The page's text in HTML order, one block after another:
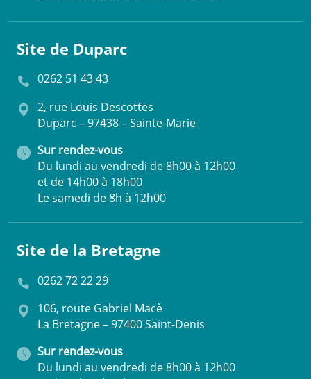
Site de Duparc
0262 51 43 43
2, rue Louis Descottes
Duparc – 97438 – Sainte-Marie
Sur rendez-vous
Du lundi au vendredi de 8h00 à 12h00
et de 14h00 à 18h00
Le samedi de 8h à 12h00
Site de la Bretagne
0262 72 22 29
106, route Gabriel Macè
La Bretagne – 97400 Saint-Denis
Sur rendez-vous
Du lundi au vendredi de 8h00 à 12h00